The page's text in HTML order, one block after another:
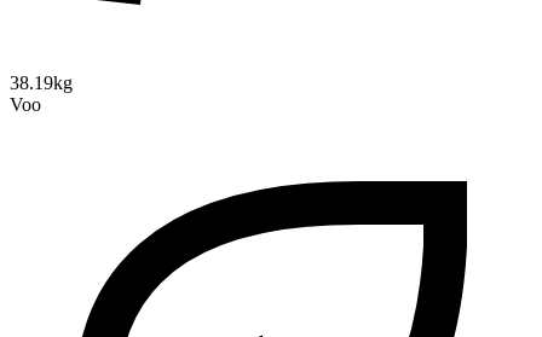
38.19kg
Voo